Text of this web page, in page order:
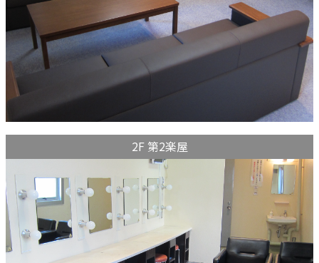
2F 第2楽屋